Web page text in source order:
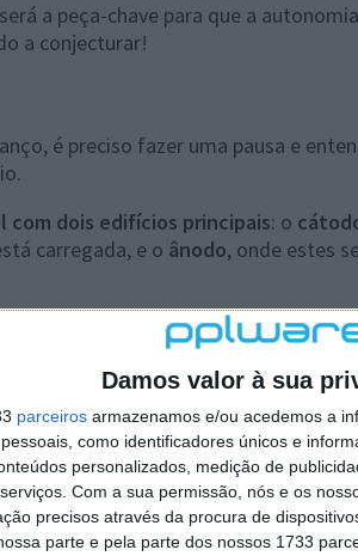
Damos valor à sua
parceiros armazenamos e/ou acedemos a
como identificadores únicos e
personalizados, medição de
Com a sua permissão, nós e os
precisos através da procura de
parte e pela parte dos nossos 1733
a peça-chave para que a
a conjecturar!
é preciso fazer uma pausa e
com dois edifícios principais: o
carregada, e o ânodo, onde estes
com um número limitado de
de iões de lítio — aproximadamente
barato de produzir, estável e tem
é aqui que entra o silício.
mais iões de lítio do que o grafite —
traduz numa capacidade